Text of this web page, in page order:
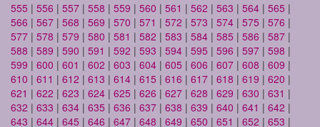
555 | 556 | 557 | 558 | 559 | 560 | 561 | 562 | 563 | 564 | 565 |
566 | 567 | 568 | 569 | 570 | 571 | 572 | 573 | 574 | 575 | 576 |
577 | 578 | 579 | 580 | 581 | 582 | 583 | 584 | 585 | 586 | 587 |
588 | 589 | 590 | 591 | 592 | 593 | 594 | 595 | 596 | 597 | 598 |
599 | 600 | 601 | 602 | 603 | 604 | 605 | 606 | 607 | 608 | 609 |
610 | 611 | 612 | 613 | 614 | 615 | 616 | 617 | 618 | 619 | 620 |
621 | 622 | 623 | 624 | 625 | 626 | 627 | 628 | 629 | 630 | 631 |
632 | 633 | 634 | 635 | 636 | 637 | 638 | 639 | 640 | 641 | 642 |
643 | 644 | 645 | 646 | 647 | 648 | 649 | 650 | 651 | 652 | 653 |